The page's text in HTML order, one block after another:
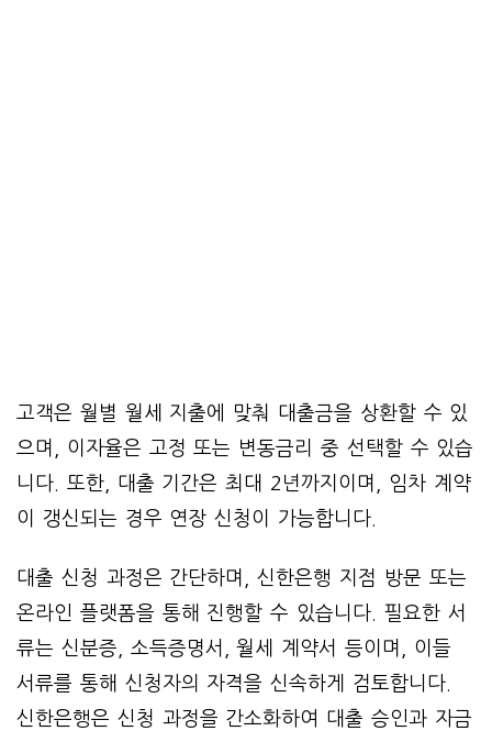
고객은 월별 월세 지출에 맞춰 대출금을 상환할 수 있
으며, 이자율은 고정 또는 변동금리 중 선택할 수 있습
니다. 또한, 대출 기간은 최대 2년까지이며, 임차 계약
이 갱신되는 경우 연장 신청이 가능합니다.
대출 신청 과정은 간단하며, 신한은행 지점 방문 또는
온라인 플랫폼을 통해 진행할 수 있습니다. 필요한 서
류는 신분증, 소득증명서, 월세 계약서 등이며, 이들
서류를 통해 신청자의 자격을 신속하게 검토합니다.
신한은행은 신청 과정을 간소화하여 대출 승인과 자금